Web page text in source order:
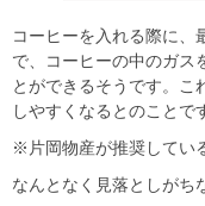
コーヒーを入れる際に、
で、コーヒーの中のガス
とができるそうです。こ
しやすくなるとのことで
※片岡物産が推奨してい
なんとなく見落としがち